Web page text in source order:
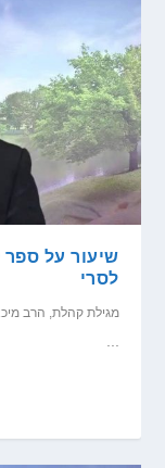
שיעור על
לסרי
מגילת קהלת הרב